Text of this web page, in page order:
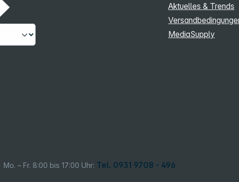
Mo. – Fr. 8:00 bis 17:00 Uhr: Tel. 0931 9708 - 496
Aktuelles & Trends
MediaSupply